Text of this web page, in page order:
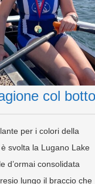
col botto
per i colori della
svolta la Lugano Lake
d’ormai consolidata
lungo il braccio che